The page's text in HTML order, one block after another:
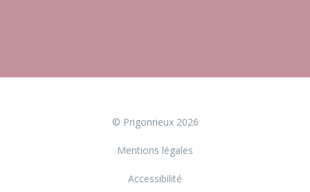
© Prigonrieux 2026
Mentions légales
Accessibilité